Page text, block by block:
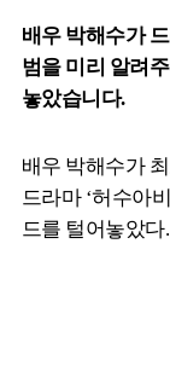
배우 박해수가
범을 미리 알려
놓았습니다.
배우 박해수가
드라마 ‘허수아
드를 털어놓았다.